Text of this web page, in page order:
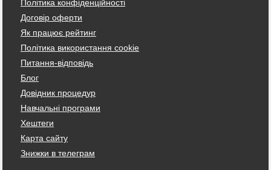
Політика конфіденційності
Договір оферти
Як працює рейтинг
Політика використання cookie
Питання-відповідь
Блог
Довідник процедур
Навчальні програми
Хештеги
Карта сайту
Знижки в телеграм